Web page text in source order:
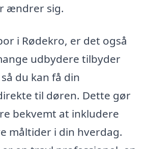
ændrer sig.
i Rødekro, er det også
udbydere tilbyder
du kan få din
til døren. Dette gør
bekvemt at inkludere
måltider i din hverdag.